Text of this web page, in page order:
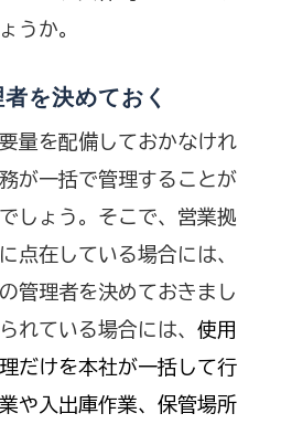
うか。
を決めておく
量を配備しておかなけれ
が一括で管理することが
しょう。そこで、営業拠
点在している場合には、
管理者を決めておきまし
れている場合には、 使用
だけを本社が一括して行
や入出庫作業、保管場所